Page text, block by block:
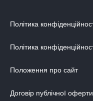
Політика
Політика
Положення про сайт
Договір публічної оферти